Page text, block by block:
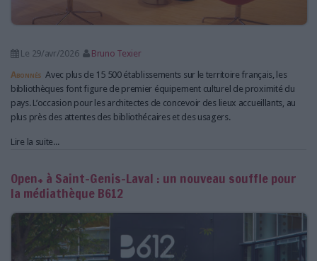
Le 29/avr/2026
Bruno Texier
Abonnés Avec plus de 15 500 établissements sur le territoire français, les
bibliothèques font figure de premier équipement culturel de proximité du
pays. L’occasion pour les architectes de concevoir des lieux accueillants, au
plus près des attentes des bibliothécaires et des usagers.
Lire la suite...
Open+ à Saint-Genis-Laval : un nouveau souffle pour
la médiathèque B612